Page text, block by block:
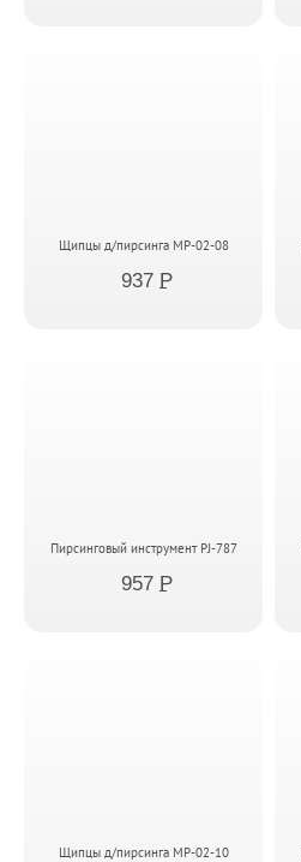
Щипцы д/пирсинга MP-02-08
937 P
Пирсинговый инструмент PJ-787
957 P
Щипцы д/пирсинга MP-02-10